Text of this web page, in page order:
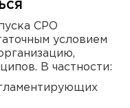
СРО
условием
В частности: